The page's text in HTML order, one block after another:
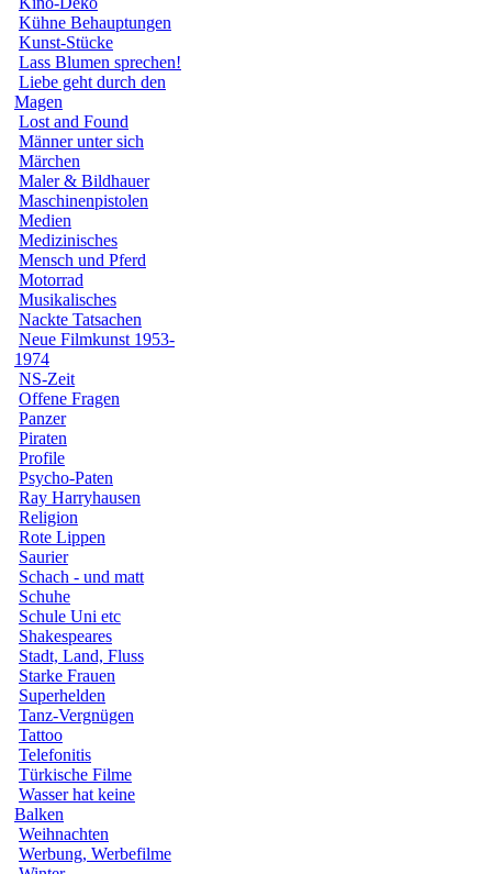
Kühne Behauptungen
Kunst-Stücke
Lass Blumen sprechen!
Liebe geht durch den
Magen
Lost and Found
Männer unter sich
Märchen
Maler & Bildhauer
Maschinenpistolen
Medien
Medizinisches
Mensch und Pferd
Motorrad
Musikalisches
Nackte Tatsachen
Neue Filmkunst 1953-
1974
NS-Zeit
Offene Fragen
Panzer
Piraten
Profile
Psycho-Paten
Ray Harryhausen
Religion
Rote Lippen
Saurier
Schach - und matt
Schuhe
Schule Uni etc
Shakespeares
Stadt, Land, Fluss
Starke Frauen
Superhelden
Tanz-Vergnügen
Tattoo
Telefonitis
Türkische Filme
Wasser hat keine
Balken
Weihnachten
Werbung, Werbefilme